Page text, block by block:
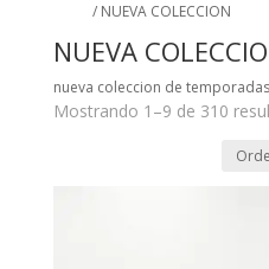
/ NUEVA COLECCION
NUEVA
nueva coleccion de temporadas
Mostrando 1–9 de 310